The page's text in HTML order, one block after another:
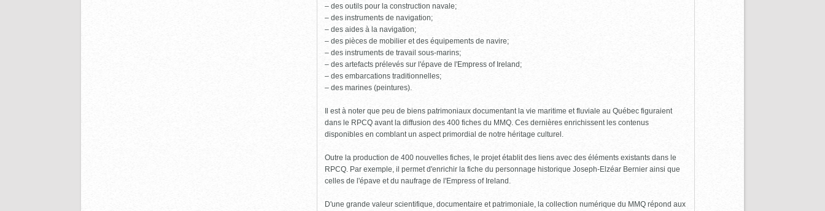
– des outils pour la construction navale;
– des instruments de navigation;
– des aides à la navigation;
– des pièces de mobilier et des équipements de navire;
– des instruments de travail sous-marins;
– des artefacts prélevés sur l'épave de l'Empress of Ireland;
– des embarcations traditionnelles;
– des marines (peintures).
Il est à noter que peu de biens patrimoniaux documentant la vie maritime et fluviale au Québec figuraient
dans le RPCQ avant la diffusion des 400 fiches du MMQ. Ces dernières enrichissent les contenus
disponibles en comblant un aspect primordial de notre héritage culturel.
Outre la production de 400 nouvelles fiches, le projet établit des liens avec des éléments existants dans le
RPCQ. Par exemple, il permet d'enrichir la fiche du personnage historique Joseph-Elzéar Bernier ainsi que
celles de l'épave et du naufrage de l'Empress of Ireland.
D'une grande valeur scientifique, documentaire et patrimoniale, la collection numérique du MMQ répond aux